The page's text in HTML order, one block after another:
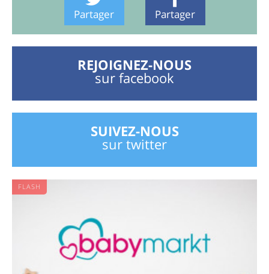
Partager Partager
REJOIGNEZ-NOUS
sur facebook
SUIVEZ-NOUS
sur twitter
FLASH